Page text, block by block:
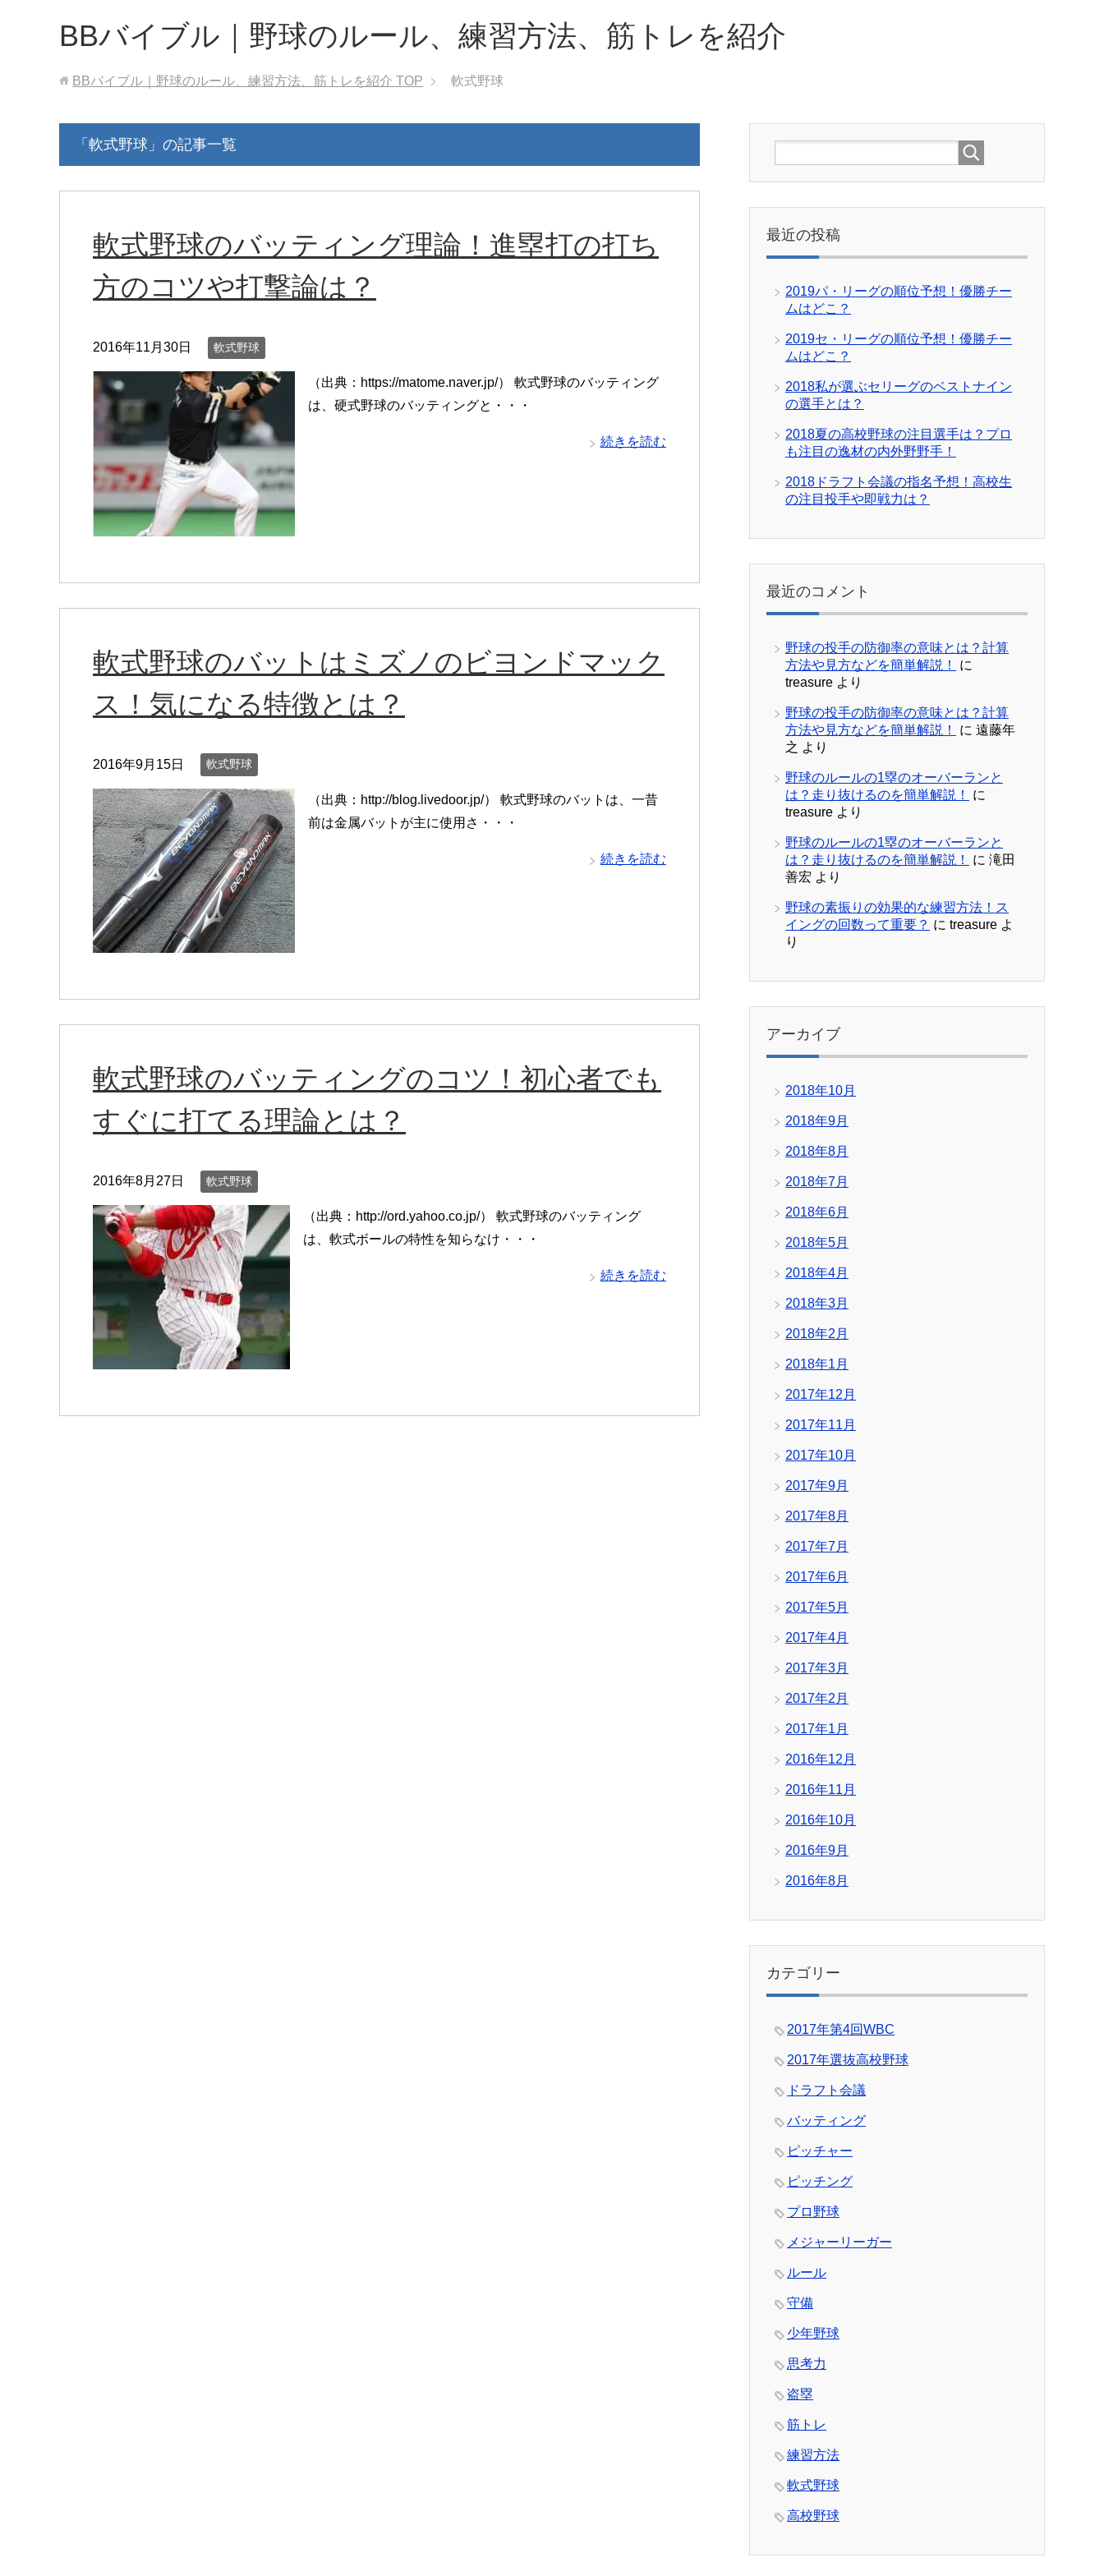
BBバイブル｜野球のルール、練習方法、筋トレを紹介
BBバイブル｜野球のルール、練習方法、筋トレを紹介 TOP 軟式野球
「軟式野球」の記事一覧
軟式野球のバッティング理論！進塁打の打ち
方のコツや打撃論は？
2016年11月30日 軟式野球
（出典：https://matome.naver.jp/） 軟式野球のバッティング
は、硬式野球のバッティングと・・・
続きを読む
軟式野球のバットはミズノのビヨンドマック
ス！気になる特徴とは？
2016年9月15日 軟式野球
（出典：http://blog.livedoor.jp/） 軟式野球のバットは、一昔
前は金属バットが主に使用さ・・・
続きを読む
軟式野球のバッティングのコツ！初心者でも
すぐに打てる理論とは？
2016年8月27日 軟式野球
（出典：http://ord.yahoo.co.jp/） 軟式野球のバッティング
は、軟式ボールの特性を知らなけ・・・
続きを読む
最近の投稿
2019パ・リーグの順位予想！優勝チー
ムはどこ？
2019セ・リーグの順位予想！優勝チー
ムはどこ？
2018私が選ぶセリーグのベストナイン
の選手とは？
2018夏の高校野球の注目選手は？プロ
も注目の逸材の内外野野手！
2018ドラフト会議の指名予想！高校生
の注目投手や即戦力は？
最近のコメント
野球の投手の防御率の意味とは？計算
方法や見方などを簡単解説！
に
treasure より
野球の投手の防御率の意味とは？計算
方法や見方などを簡単解説！
に 遠藤年
之 より
野球のルールの1塁のオーバーランと
は？走り抜けるのを簡単解説！
に
treasure より
野球のルールの1塁のオーバーランと
は？走り抜けるのを簡単解説！
に 滝田
善宏 より
野球の素振りの効果的な練習方法！ス
イングの回数って重要？ に treasure よ
り
アーカイブ
2018年10月
2018年9月
2018年8月
2018年7月
2018年6月
2018年5月
2018年4月
2018年3月
2018年2月
2018年1月
2017年12月
2017年11月
2017年10月
2017年9月
2017年8月
2017年7月
2017年6月
2017年5月
2017年4月
2017年3月
2017年2月
2017年1月
2016年12月
2016年11月
2016年10月
2016年9月
2016年8月
カテゴリー
2017年第4回WBC
2017年選抜高校野球
ドラフト会議
バッティング
ピッチャー
ピッチング
プロ野球
メジャーリーガー
ルール
守備
少年野球
思考力
盗塁
筋トレ
練習方法
軟式野球
高校野球